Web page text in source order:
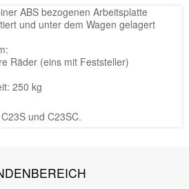
ABS bezogenen Arbeitsplatte
und unter dem Wagen gelagert
Räder (eins mit Feststeller)
250 kg
und C23SC.